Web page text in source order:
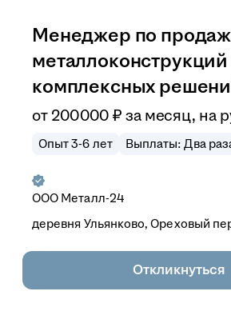
Менеджер по
металлоконструкций
комплексных
от 200 000 ₽ за месяц, на
Опыт 3-6 лет Выплаты: Два
ООО Металл-24
деревня Ульянково, Ореховый
Откликнуться